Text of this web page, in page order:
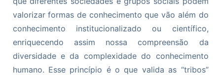
valorizar formas de conhecimento que vão além do
conhecimento institucionalizado ou científico,
enriquecendo assim nossa compreensão da
diversidade e da complexidade do conhecimento
humano. Esse princípio é o que valida as “tribos”